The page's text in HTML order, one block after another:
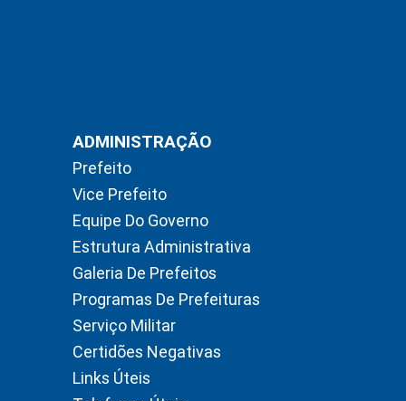
ADMINISTRAÇÃO
Prefeito
Vice Prefeito
Equipe Do Governo
Estrutura Administrativa
Galeria De Prefeitos
Programas De Prefeituras
Serviço Militar
Certidões Negativas
Links Úteis